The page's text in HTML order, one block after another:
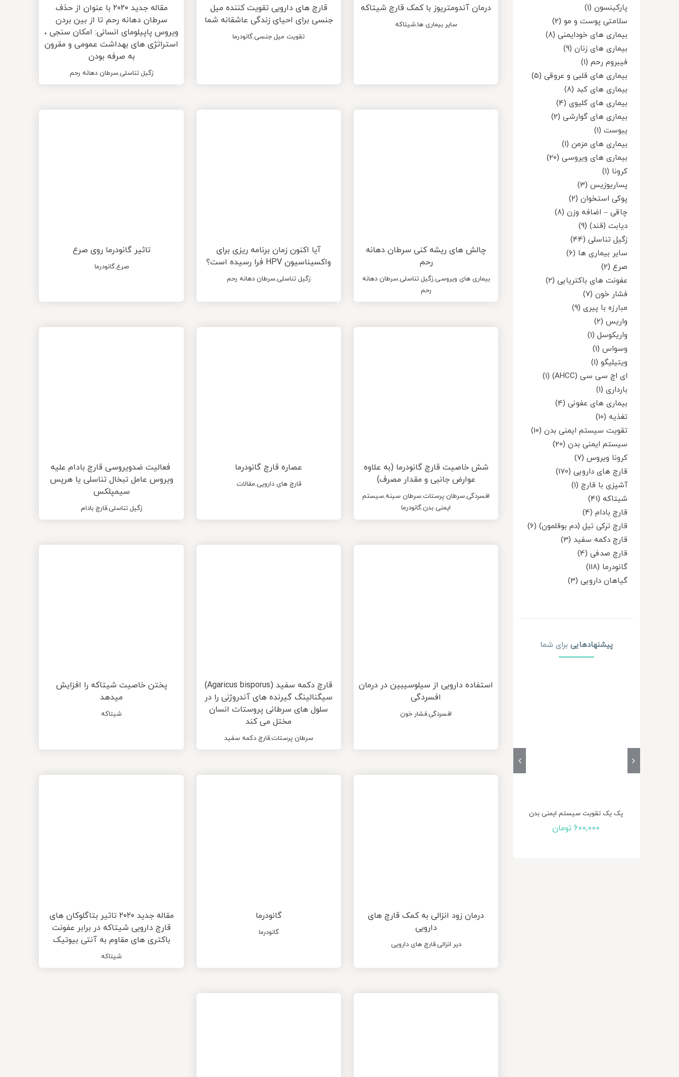
پارکینسون (1)
سلامتی پوست و مو (2)
بیماری های خودایمنی (8)
بیماری های زنان (9)
فیبروم رحم (1)
بیماری های قلبی و عروقی (5)
بیماری های کبد (8)
بیماری های کلیوی (4)
بیماری های گوارشی (2)
یبوست (1)
بیماری های مزمن (1)
بیماری های ویروسی (20)
کرونا (1)
پساریوزیس (3)
پوکی استخوان (2)
چاقی – اضافه وزن (8)
دیابت (قند) (9)
زگیل تناسلی (44)
سایر بیماری ها (6)
صرع (2)
عفونت های باکتریایی (2)
فشار خون (7)
مبارزه با پیری (9)
واریس (2)
واریکوسل (1)
وسواس (1)
ویتیلیگو (1)
ای اچ سی سی (AHCC) (1)
بارداری (1)
بیماری های عفونی (4)
تغذیه (10)
تقویت سیستم ایمنی بدن (10)
سیستم ایمنی بدن (20)
کرونا ویروس (7)
قارچ های دارویی (170)
آشپزی با قارچ (1)
شیتاکه (41)
قارچ بادام (4)
قارچ ترکی تیل (دم بوقلمون) (6)
قارچ دکمه سفید (3)
قارچ صدفی (4)
گانودرما (118)
گیاهان دارویی (3)
پیشنهاد‌هاییبرای شما
پک یک تقویت سیستم ایمنی بدن
600,000 تومان
درمان آندومتریوز با کمک قارچ شیتاکه
سایر بیماری ها,شیتاکه
قارچ های دارویی تقویت کننده میل
جنسی برای احیای زندگی عاشقانه شما
تقویت میل جنسی,گانودرما
مقاله جدید ۲۰۲۰ با عنوان از حذف
سرطان دهانه رحم تا از بین بردن
ویروس پاپیلومای انسانی: امکان سنجی ،
استراتژی های بهداشت عمومی و مقرون
به صرفه بودن
زگیل تناسلی,سرطان دهانه رحم
چالش های ریشه کنی سرطان دهانه
رحم
بیماری های ویروسی,زگیل تناسلی,سرطان دهانه
رحم
آیا اکنون زمان برنامه ریزی برای
واکسیناسیون HPV فرا رسیده است؟
زگیل تناسلی,سرطان دهانه رحم
تاثیر گانودرما روی صرع
صرع,گانودرما
شش خاصیت قارچ گانودرما (به علاوه
عوارض جانبی و مقدار مصرف)
افسردگی,سرطان پرستات,سرطان سینه,سیستم
ایمنی بدن,گانودرما
عصاره قارچ گانودرما
قارچ های دارویی,مقالات
فعالیت ضدویروسی قارچ بادام علیه
ویروس عامل تبخال تناسلی یا هرپس
سیمپلکس
زگیل تناسلی,قارچ بادام
استفاده دارویی از سیلوسیبین در درمان
افسردگی
افسردگی,فشار خون
قارچ دکمه سفید (Agaricus bisporus)
سیگنالینگ گیرنده های آندروژنی را در
سلول های سرطانی پروستات انسان
مختل می کند
سرطان پرستات,قارچ دکمه سفید
پختن خاصیت شیتاکه را افزایش
میدهد
شیتاکه
درمان زود انزالی به کمک قارچ های
دارویی
دیر انزالی,قارچ های دارویی
گانودرما
گانودرما
مقاله جدید ۲۰۲۰ تاثیر بتاگلوکان های
قارچ دارویی شیتاکه در برابر عفونت
باکتری های مقاوم به آنتی بیوتیک
شیتاکه